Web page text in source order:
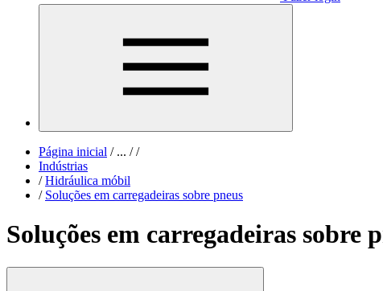
Página inicial /... / /
Indústrias
/ Hidráulica móbil
/ Soluções em carregadeiras sobre pneus
Soluções em carregadeiras sobre